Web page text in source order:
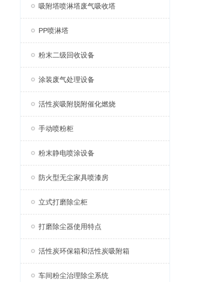
吸附塔喷淋塔废气吸收塔
PP喷淋塔
粉末二级回收设备
涂装废气处理设备
活性炭吸附脱附催化燃烧
手动喷粉柜
粉末静电喷涂设备
防火型无尘家具喷漆房
立式打磨除尘柜
打磨除尘器使用特点
活性炭环保箱和活性炭吸附箱
车间粉尘治理除尘系统